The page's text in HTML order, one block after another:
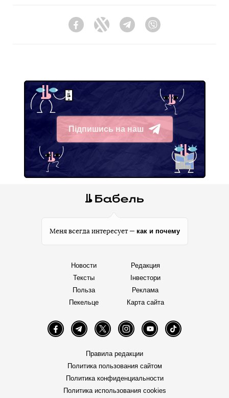
FacebookTwitter Telegram
Підпишись на наш
Telegram
Меня всегда интересует — как и почему
Новости
Тексты
Польза
Пекельце
Редакция
Інвестори
Реклама
Карта сайта
FacebookTelegramTwitter InstagramYouTube TikTok
Правила редакции
Политика пользования сайтом
Политика конфиденциальности
Политика использования cookies